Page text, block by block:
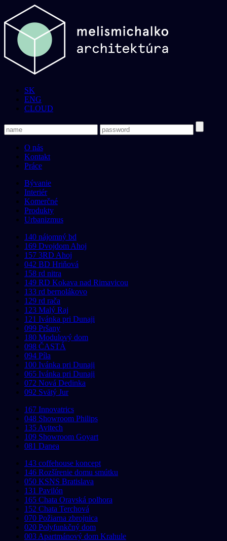
SK
ENG
CLOUD
O nás
Kontakt
Práce
Bývanie
Interiér
Komerčné
Produkty
Urbanizmus
140 nájomný bd
169 Dvojdom Ahoj
157 3RD Ahoj
042 BD Hriňová
158 rd nitra
149 RD Kokava nad Rimavicou
133 rd bernolákovo
129 rd rača
123 Malý Raj
121 Ivánka pri Dunaji
099 Pršany
180 Modulový dom
098 ČASTÁ
094 Píla
100 Ivánka pri Dunaji
065 Ivánka pri Dunaji
072 Nová Dedinka
092 Svätý Jur
167 Innovatrics
048 Showroom Philips
135 Avitech
109 Showroom Goyart
081 Danea
143 coffehouse koncept
146 Rozšírenie domu smútku
050 KSNS Bratislava
131 Pavilón
165 Chata Oravská polhora
152 Chata Terchová
070 Požiarna zbrojnica
020 Polyfunkčný dom
003 Apartmánový dom Krahule